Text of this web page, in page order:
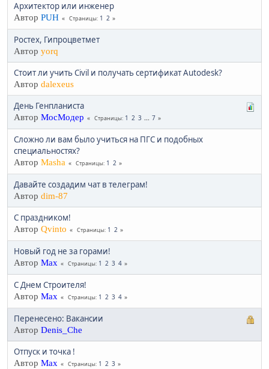
Архитектор или инженер
Автор PUH Страницы 1 2
Ростех, Гипроцветмет
Автор yorq
Стоит ли учить Civil и получать сертификат Autodesk?
Автор dalexeus
День Генпланиста
Автор МосМодер Страницы 1 2 3 ... 7
Сложно ли вам было учиться на ПГС и подобных
специальностях?
Автор Masha Страницы 1 2
Давайте создадим чат в телеграм!
Автор dim-87
С праздником!
Автор Qvinto Страницы 1 2
Новый год не за горами!
Автор Max Страницы 1 2 3 4
С Днем Строителя!
Автор Max Страницы 1 2 3 4
Перенесено: Вакансии
Автор Denis_Che
Отпуск и точка !
Автор Max Страницы 1 2 3